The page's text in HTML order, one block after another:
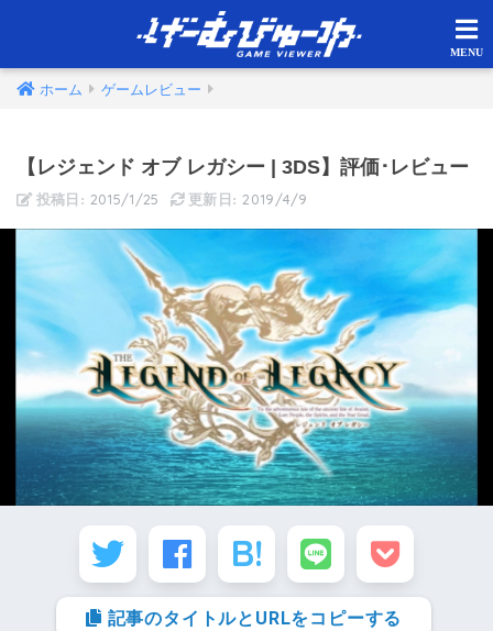
ホーム ゲームレビュー
【レジェンド オブ レガシー | 3DS】評価･レビュー
2015/1/25 2019/4/9
記事のタイトルとURLをコピーする